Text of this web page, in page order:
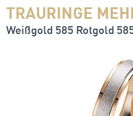
TRAURINGE
Weißgold 585 Rotgold